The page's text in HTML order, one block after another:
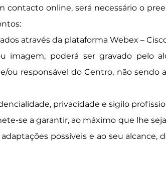
contacto online, será necessário o
através da plataforma Webex –
imagem, poderá ser gravado pelo
ou responsável do Centro, não
privacidade e sigilo
se a garantir, ao máximo que lhe
possíveis e ao seu